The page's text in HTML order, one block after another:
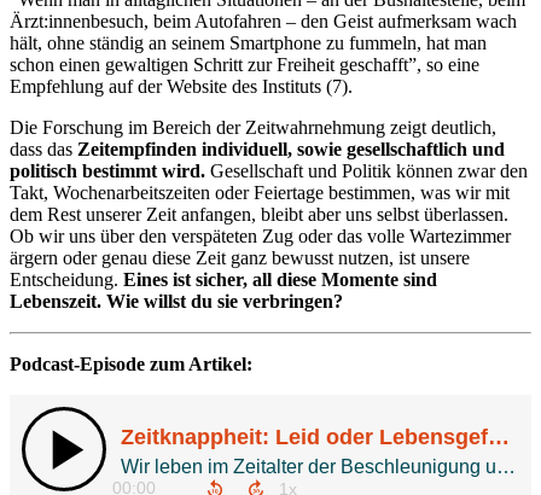
Ärzt:innenbesuch, beim Autofahren – den Geist aufmerksam wach
hält, ohne ständig an seinem Smartphone zu fummeln, hat man
schon einen gewaltigen Schritt zur Freiheit geschafft”, so eine
Empfehlung auf der Website des Instituts (7).
Die Forschung im Bereich der Zeitwahrnehmung zeigt deutlich,
dass das Zeitempfinden individuell, sowie gesellschaftlich und
politisch bestimmt wird. Gesellschaft und Politik können zwar den
Takt, Wochenarbeitszeiten oder Feiertage bestimmen, was wir mit
dem Rest unserer Zeit anfangen, bleibt aber uns selbst überlassen.
Ob wir uns über den verspäteten Zug oder das volle Wartezimmer
ärgern oder genau diese Zeit ganz bewusst nutzen, ist unsere
Entscheidung. Eines ist sicher, all diese Momente sind
Lebenszeit. Wie willst du sie verbringen?
Podcast-Episode zum Artikel: